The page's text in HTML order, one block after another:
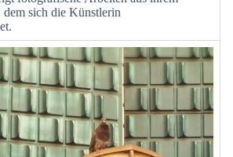
dem sich die Künstlerin